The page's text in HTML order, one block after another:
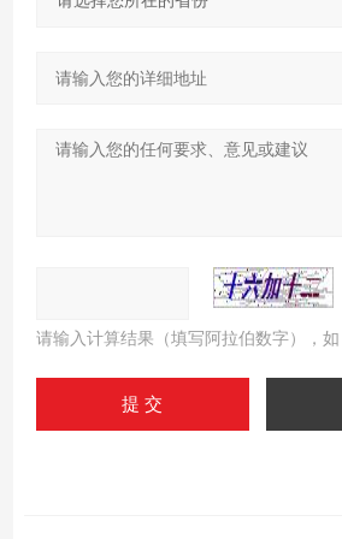
请输入计算结果（填写阿拉伯数字），